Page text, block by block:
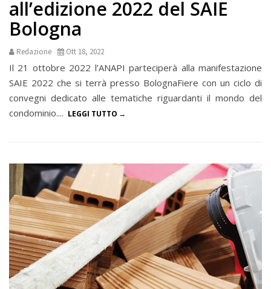
all’edizione 2022 del SAIE
Bologna
Redazione Ott 18, 2022
Il 21 ottobre 2022 l’ANAPI parteciperà alla manifestazione
SAIE 2022 che si terrà presso BolognaFiere con un ciclo di
convegni dedicato alle tematiche riguardanti il mondo del
condominio.... LEGGI TUTTO